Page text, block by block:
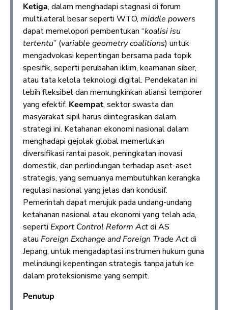
Ketiga, dalam menghadapi stagnasi di forum
multilateral besar seperti WTO, middle powers
dapat memelopori pembentukan “koalisi isu
tertentu” (variable geometry coalitions) untuk
mengadvokasi kepentingan bersama pada topik
spesifik, seperti perubahan iklim, keamanan siber,
atau tata kelola teknologi digital. Pendekatan ini
lebih fleksibel dan memungkinkan aliansi temporer
yang efektif. Keempat, sektor swasta dan
masyarakat sipil harus diintegrasikan dalam
strategi ini. Ketahanan ekonomi nasional dalam
menghadapi gejolak global memerlukan
diversifikasi rantai pasok, peningkatan inovasi
domestik, dan perlindungan terhadap aset-aset
strategis, yang semuanya membutuhkan kerangka
regulasi nasional yang jelas dan kondusif.
Pemerintah dapat merujuk pada undang-undang
ketahanan nasional atau ekonomi yang telah ada,
seperti Export Control Reform Actdi AS
atau Foreign Exchange and Foreign Trade Actdi
Jepang, untuk mengadaptasi instrumen hukum guna
melindungi kepentingan strategis tanpa jatuh ke
dalam proteksionisme yang sempit.
Penutup